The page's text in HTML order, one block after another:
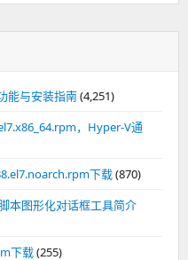
能与安装指南(4,251)
，Hyper-V通
下载(870)
本图形化对话框工具简介
下载(255)